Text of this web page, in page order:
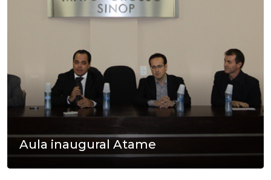
Aula inaugural Atame